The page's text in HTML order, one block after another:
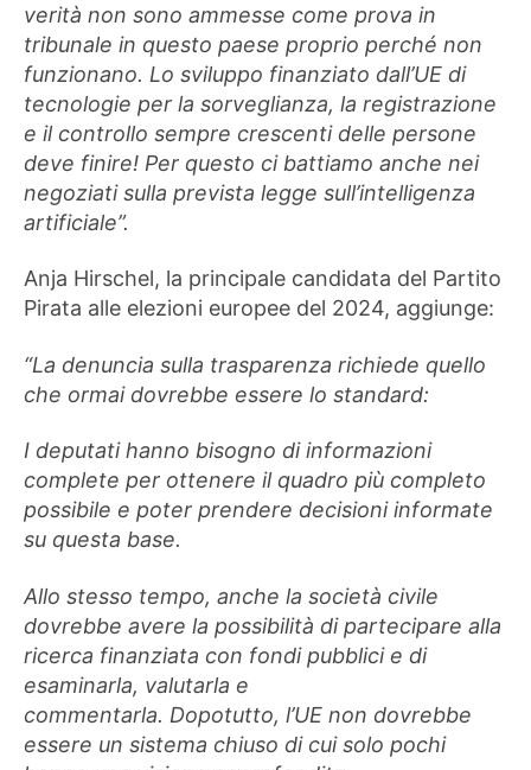
verità non sono ammesse come prova in
tribunale in questo paese proprio perché non
funzionano. Lo sviluppo finanziato dall’UE di
tecnologie per la sorveglianza, la registrazione
e il controllo sempre crescenti delle persone
deve finire! Per questo ci battiamo anche nei
negoziati sulla prevista legge sull’intelligenza
artificiale”.
Anja Hirschel, la principale candidata del Partito
Pirata alle elezioni europee del 2024, aggiunge:
“La denuncia sulla trasparenza richiede quello
che ormai dovrebbe essere lo standard:
I deputati hanno bisogno di informazioni
complete per ottenere il quadro più completo
possibile e poter prendere decisioni informate
su questa base.
Allo stesso tempo, anche la società civile
dovrebbe avere la possibilità di partecipare alla
ricerca finanziata con fondi pubblici e di
esaminarla, valutarla e
commentarla. Dopotutto, l’UE non dovrebbe
essere un sistema chiuso di cui solo pochi